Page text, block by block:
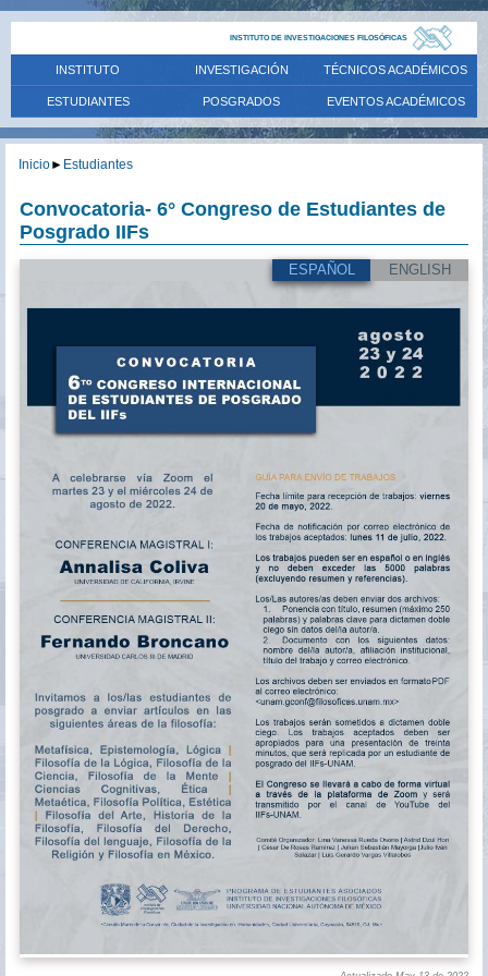
INSTITUTO DE INVESTIGACIONES FILOSÓFICAS
INSTITUTO INVESTIGACIÓN TÉCNICOS ACADÉMICOS
ESTUDIANTES POSGRADOS EVENTOS ACADÉMICOS
Inicio► Estudiantes
Convocatoria- 6° Congreso de Estudiantes de
Posgrado IIFs
ESPAÑOL ENGLISH